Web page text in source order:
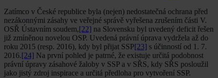
Zatímco v České republice byla (nejen) nedostatečná ochrana před
nezákonnými zásahy ve veřejné správě vyřešena zrušením části V.
OSŘ Ústavním soudem,[22] na Slovensku byl uvedený deficit řešen
již zmíněnou novelou OSP. Uvedená právní úprava vydržela až do
roku 2015 (resp. 2016), kdy byl přijat SSP[23] s účinností od 1. 7.
2016.[24] Na první pohled je patrné, že existuje určitá podobnost
právní úpravy zásahové žaloby v SSP a v SŘS, kdy SŘS posloužil
jako jistý zdroj inspirace a určitá předloha pro vytvoření SSP.